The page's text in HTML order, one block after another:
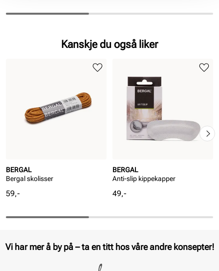
Kanskje du også liker
BERGAL
Bergal skolisser
Pris
59,-
BERGAL
Anti-slip kippekapper
Pris
49,-
Vi har mer å by på – ta en titt hos våre andre konsepter!